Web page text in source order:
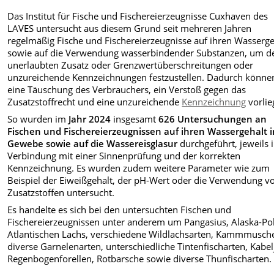
Das Institut für Fische und Fischereierzeugnisse Cuxhaven des
LAVES untersucht aus diesem Grund seit mehreren Jahren
regelmäßig Fische und Fischereierzeugnisse auf ihren
sowie auf die Verwendung wasserbindender Substanzen, um
unerlaubten Zusatz oder Grenzwertüberschreitungen oder
unzureichende Kennzeichnungen festzustellen. Dadurch
eine Täuschung des Verbrauchers, ein Verstoß gegen das
Zusatzstoffrecht und eine unzureichende Kennzeichnung
So wurden im Jahr 2024 insgesamt626 Untersuchungen an
Fischen und Fischereierzeugnissen auf ihren Wassergehalt
Gewebe sowie auf die Wassereisglasurdurchgeführt, jeweils
Verbindung mit einer Sinnenprüfung und der korrekten
Kennzeichnung. Es wurden zudem weitere Parameter wie zum
Beispiel der Eiweißgehalt, der pH-Wert oder die Verwendung
Zusatzstoffen untersucht.
Es handelte es sich bei den untersuchten Fischen und
Fischereierzeugnissen unter anderem um Pangasius, Alaska-
Atlantischen Lachs, verschiedene Wildlachsarten,
diverse Garnelenarten, unterschiedliche Tintenfischarten,
Regenbogenforellen, Rotbarsche sowie diverse Thunfischarten.